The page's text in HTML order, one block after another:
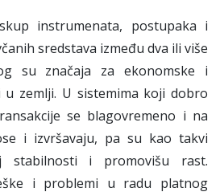
instrumenata, postupaka i
sredstava između dva ili više
su značaja za ekonomske i
zemlji. U sistemima koji dobro
se blagovremeno i na
i izvršavaju, pa su kao takvi
stabilnosti i promovišu rast.
i problemi u radu platnog